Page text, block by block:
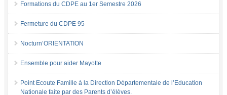
Formations du CDPE au 1er Semestre 2026
Fermeture du CDPE 95
Nocturn’ORIENTATION
Ensemble pour aider Mayotte
Point Ecoute Famille à la Direction Départementale de l’Education
Nationale faite par des Parents d’élèves.